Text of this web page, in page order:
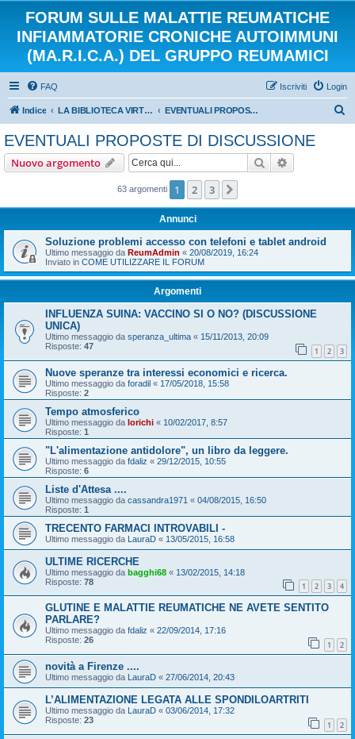
FORUM SULLE MALATTIE REUMATICHE
INFIAMMATORIE CRONICHE AUTOIMMUNI
(MA.R.I.C.A.) DEL GRUPPO REUMAMICI
FAQ Login
Iscriviti
Indice LA BIBLIOTECA VIRTUALE DEI REUMAMICI EVENTUALI PROPOSTE DI DISCUSSIONE
EVENTUALI PROPOSTE DI DISCUSSIONE
Nuovo argomento Cerca
63 argomenti 1 2 3
Annunci
Soluzione problemi accesso con telefoni e tablet android
Ultimo messaggio da ReumAdmin « 20/08/2019, 16:24
Inviato in COME UTILIZZARE IL FORUM
Argomenti
INFLUENZA SUINA: VACCINO SI O NO? (DISCUSSIONE
UNICA)
Ultimo messaggio da speranza_ultima « 15/11/2013, 20:09
Risposte: 47 1 2 3
Nuove speranze tra interessi economici e ricerca.
Ultimo messaggio da foradil « 17/05/2018, 15:58
Risposte: 2
Tempo atmosferico
Ultimo messaggio da lorichi « 10/02/2017, 8:57
Risposte: 1
"L'alimentazione antidolore", un libro da leggere.
Ultimo messaggio da fdaliz « 29/12/2015, 10:55
Risposte: 6
Liste d'Attesa ....
Ultimo messaggio da cassandra1971 « 04/08/2015, 16:50
Risposte: 1
TRECENTO FARMACI INTROVABILI -
Ultimo messaggio da LauraD « 13/05/2015, 16:58
ULTIME RICERCHE
Ultimo messaggio da bagghi68 « 13/02/2015, 14:18
Risposte: 78 1 2 3 4
GLUTINE E MALATTIE REUMATICHE NE AVETE SENTITO
PARLARE?
Ultimo messaggio da fdaliz « 22/09/2014, 17:16
Risposte: 26 1 2
novità a Firenze ....
Ultimo messaggio da LauraD « 27/06/2014, 20:43
L’ALIMENTAZIONE LEGATA ALLE SPONDILOARTRITI
Ultimo messaggio da LauraD « 03/06/2014, 17:32
Risposte: 23 1 2